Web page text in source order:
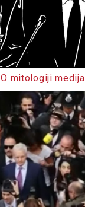
mitologiji medija